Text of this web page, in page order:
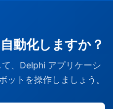
動化しますか？
、Delphi アプリケーシ
トを操作しましょう。